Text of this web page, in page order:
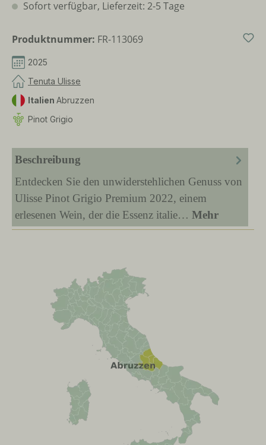
Sofort verfügbar, Lieferzeit: 2-5 Tage
Produktnummer: FR-113069
2025
Tenuta Ulisse
Italien Abruzzen
Pinot Grigio
Beschreibung
Entdecken Sie den unwiderstehlichen Genuss von
Ulisse Pinot Grigio Premium 2022, einem
erlesenen Wein, der die Essenz italie… Mehr